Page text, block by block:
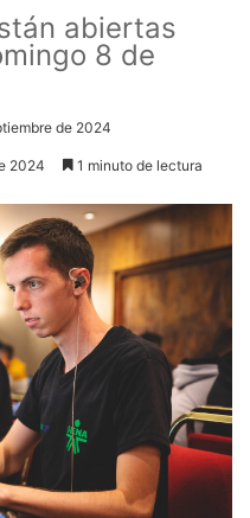
abiertas
8 de
de 2024
2024 1 minuto de lectura